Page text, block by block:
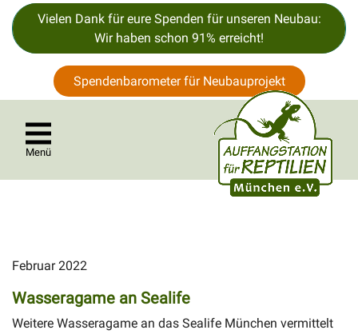
Vielen Dank für eure Spenden für unseren Neubau:
Wir haben schon 91% erreicht!
Spendenbarometer für Neubauprojekt
Menü
Februar 2022
Wasseragame an Sealife
Weitere Wasseragame an das Sealife München vermittelt